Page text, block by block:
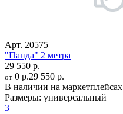
Арт. 20575
"Панда" 2 метра
29 550 р.
от 0 р.29 550 р.
В наличии на маркетплейсах
Размеры: универсальный
3